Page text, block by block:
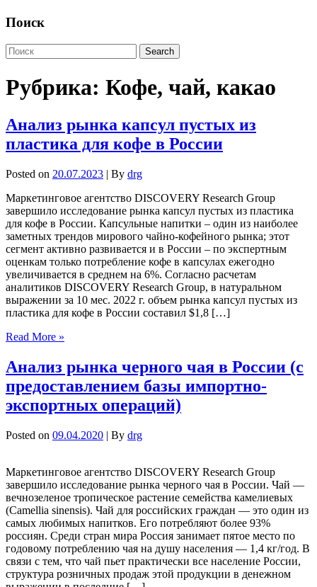
Поиск
Рубрика: Кофе, чай, какао
Анализ рынка капсул пустых из
пластика для кофе в России
Posted on 20.07.2023 | By drg
Маркетинговое агентство DISCOVERY Research Group
завершило исследование рынка капсул пустых из пластика
для кофе в России. Капсульные напитки – один из наиболее
заметных трендов мирового чайно-кофейного рынка; этот
сегмент активно развивается и в России – по экспертным
оценкам только потребление кофе в капсулах ежегодно
увеличивается в среднем на 6%. Согласно расчетам
аналитиков DISCOVERY Research Group, в натуральном
выражении за 10 мес. 2022 г. объем рынка капсул пустых из
пластика для кофе в России составил $1,8 […]
Read More »
Анализ рынка черного чая в России (с
предоставлением базы импортно-
экспортных операций)
Posted on 09.04.2020 | By drg
Маркетинговое агентство DISCOVERY Research Group
завершило исследование рынка черного чая в России. Чай —
вечнозеленое тропическое растение семейства камелиевых
(Camellia sinensis). Чай для российских граждан — это один из
самых любимых напитков. Его потребляют более 93%
россиян. Среди стран мира Россия занимает пятое место по
годовому потреблению чая на душу населения — 1,4 кг/год. В
связи с тем, что чай пьет практически все население России,
структура розничных продаж этой продукции в денежном